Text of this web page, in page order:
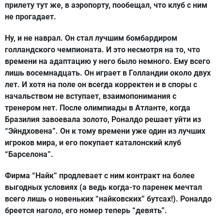
прилету тут же, в аэропорту, пообещал, что клуб с ним
не прогадает.
Ну, и не наврал. Он стал лучшим бомбардиром
голландского чемпионата. И это несмотря на то, что
времени на адаптацию у него было немного. Ему всего
лишь восемнадцать. Он играет в Голландии около двух
лет. И хотя на поле он всегда корректен и в споры с
начальством не вступает, взаимопонимания с
тренером нет. После олимпиады в Атланте, когда
Бразилия завоевала золото, Роналдо решает уйти из
“Эйндховена”. Он к тому времени уже один из лучших
игроков мира, и его покупает каталонский клуб
“Барселона”.
Фирма “Найк” продлевает с ним контракт на более
выгодных условиях (а ведь когда-то паренек мечтал
всего лишь о новеньких “найковских” бутсах!). Роналдо
бреется наголо, его номер теперь “девять”.